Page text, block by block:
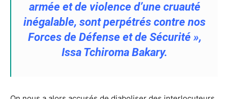
armée et de violence d’une cruauté
inégalable, sont perpétrés contre nos
Forces de Défense et de Sécurité »,
Issa Tchiroma Bakary.